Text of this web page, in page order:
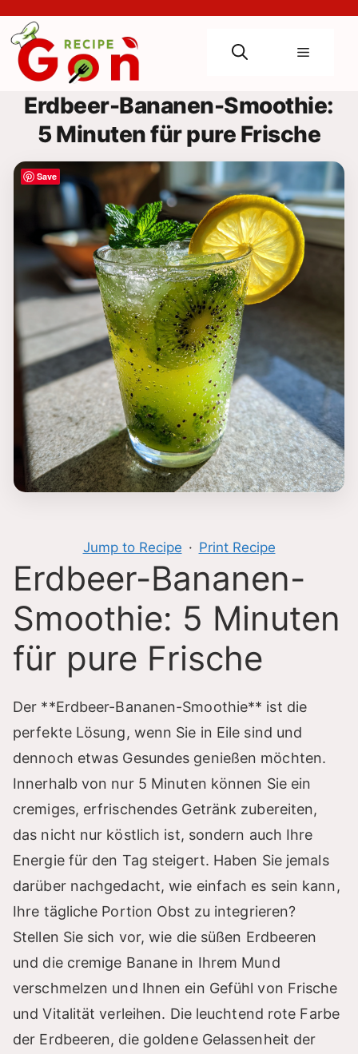
content
Menu
Erdbeer-Bananen-Smoothie:
5 Minuten für pure Frische
Jump to Recipe · Print Recipe
Erdbeer-Bananen-
Smoothie: 5 Minuten
für pure Frische
Der **Erdbeer-Bananen-Smoothie** ist die
perfekte Lösung, wenn Sie in Eile sind und
dennoch etwas Gesundes genießen möchten.
Innerhalb von nur 5 Minuten können Sie ein
cremiges, erfrischendes Getränk zubereiten,
das nicht nur köstlich ist, sondern auch Ihre
Energie für den Tag steigert. Haben Sie jemals
darüber nachgedacht, wie einfach es sein kann,
Ihre tägliche Portion Obst zu integrieren?
Stellen Sie sich vor, wie die süßen Erdbeeren
und die cremige Banane in Ihrem Mund
verschmelzen und Ihnen ein Gefühl von Frische
und Vitalität verleihen. Die leuchtend rote Farbe
der Erdbeeren, die goldene Gelassenheit der
Save